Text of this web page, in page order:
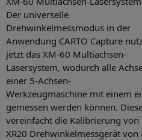
Der universelle
Drehwinkelmessmodus in der
Anwendung CARTO Capture
jetzt das XM-60 Multiachsen-
Lasersystem, wodurch alle
einer 5-Achsen-
Werkzeugmaschine mit einem
gemessen werden können.
vereinfacht die Kalibrierung von
XR20 Drehwinkelmessgerät von